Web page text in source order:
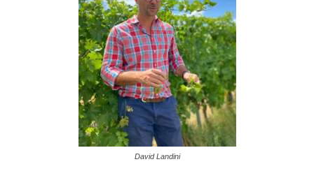
David Landini